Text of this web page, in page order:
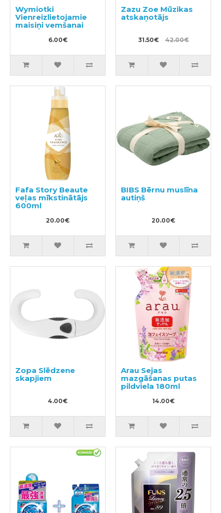
Wymiotki
Vienreizlietojamie
maisiņi vemšanai
6.00€
Zazu Zoe Mūzikas
atskaņotājs
31.50€ 42.00€
Fafa Story Beaute
veļas mīkstinātājs
600ml
20.00€
BIBS Bērnu muslīna
autiņš
20.00€
Zopa Slēdzene
skapjiem
4.00€
Arau Sejas
mazgāšanas putas
pildviela 180ml
14.00€